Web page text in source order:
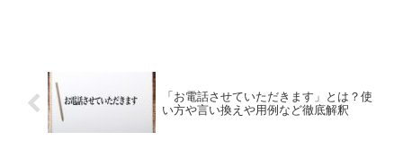
「お電話させていただきます」とは？使
い方や言い換えや用例など徹底解釈